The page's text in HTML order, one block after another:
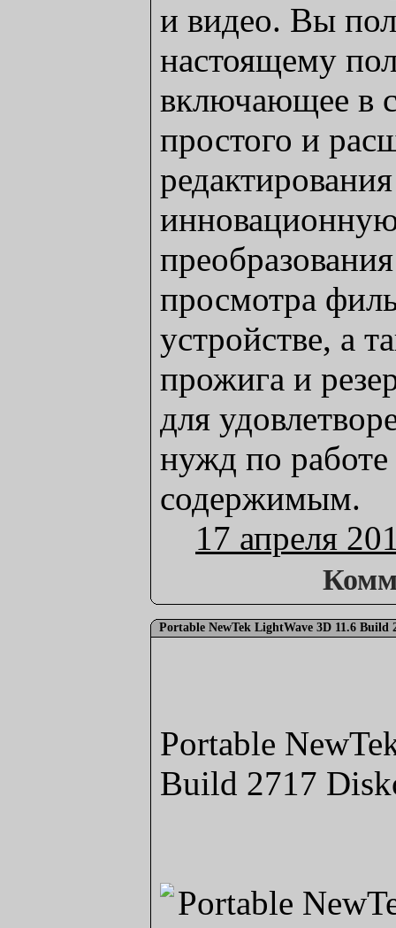
и видео. Вы
настоящему
включающее в
простого и
просмотра
устройстве, а
прожига и
для
нужд по
содержимым.
17 апреля
Portable NewTek LightWave 3D 11.6 Build
Portable
Build 2717